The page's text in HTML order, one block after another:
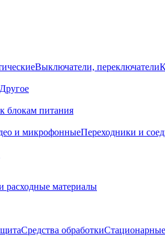
Выключатели, переключатели
Другое
блокам питания
и микрофонныеПереходники и
расходные материалы
Средства обработки